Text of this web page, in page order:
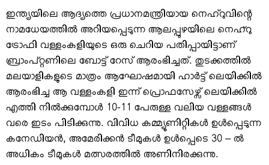
ഇന്ത്യയിലെ ആദ്യത്തെ പ്രധാനമന്ത്രിയായ നെഹ്‌റുവിന്റെ
നാമധേയത്തില്‍ അറിയപ്പെടുന്ന ആലപ്പുഴയിലെ നെഹ്റു
ട്രോഫി വള്ളംകളിയുടെ ഒരു ചെറിയ പതിപ്പായിട്ടാണ്
ബ്രാംപ്റ്റണിലെ ബോട്ട് റേസ് ആരംഭിച്ചത്. തുടക്കത്തില്‍
മലയാളികളുടെ മാത്രം ആഘോഷമായി ഹാര്‍ട്ട് ലെയിക്കില്‍
ആരംഭിച്ച ആ വള്ളംകളി ഇന്ന് പ്രൊഫസേഴ്സ് ലെയിക്കില്‍
എത്തി നില്‍ക്കുമ്പോള്‍ 10-11 പേരുള്ള വലിയ വള്ളങ്ങള്‍
വരെ ഇടം പിടിക്കുന്നു. വിവിധ കമ്മ്യൂണിറ്റികള്‍ ഉള്‍പ്പെടുന്ന
കനേഡിയന്‍, അമേരിക്കന്‍ ടീമുകള്‍ ഉള്‍പ്പെടെ 30 – ല്‍
അധികം ടീമുകള്‍ മത്സരത്തില്‍ അണിനിരക്കുന്നു.